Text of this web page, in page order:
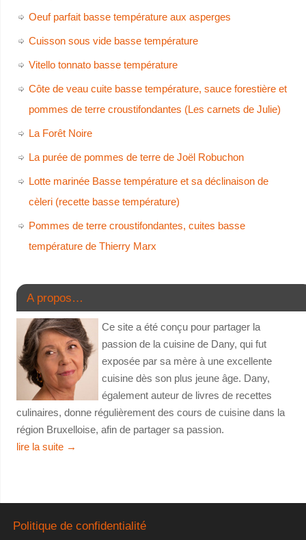
Oeuf parfait basse température aux asperges
Cuisson sous vide basse température
Vitello tonnato basse température
Côte de veau cuite basse température, sauce forestière et
pommes de terre croustifondantes (Les carnets de Julie)
La Forêt Noire
La purée de pommes de terre de Joël Robuchon
Lotte marinée Basse température et sa déclinaison de
cèleri (recette basse température)
Pommes de terre croustifondantes, cuites basse
température de Thierry Marx
A propos…
Ce site a été conçu pour partager la
passion de la cuisine de Dany, qui fut
exposée par sa mère à une excellente
cuisine dès son plus jeune âge. Dany,
également auteur de livres de recettes
culinaires, donne régulièrement des cours de cuisine dans la
région Bruxelloise, afin de partager sa passion.
lire la suite →
Politique de confidentialité